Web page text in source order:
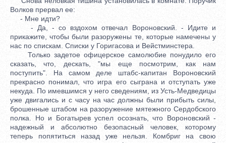
Волков прервал ее:
- Мне идти?
- Да, - со вздохом отвечал Вороновский. - Идите и
прикажите, чтобы были разоружены те, которые намечены у
нас по спискам. Списки у Горигасова и Вейстминстера.
Только задетое офицерское самолюбие понудило его
сказать, что, дескать, "мы еще посмотрим, как нам
поступить". На самом деле штабс-капитан Вороновский
прекрасно понимал, что игра его сыграна и отступать уже
некуда. По имевшимся у него сведениям, из Усть-Медведицы
уже двигались и с часу на час должны были прибыть силы,
брошенные штабом на разоружение мятежного Сердобского
полка. Но и Богатырев успел осознать, что Вороновский -
надежный и абсолютно безопасный человек, которому
теперь попятиться назад уже нельзя. Комбриг на свою